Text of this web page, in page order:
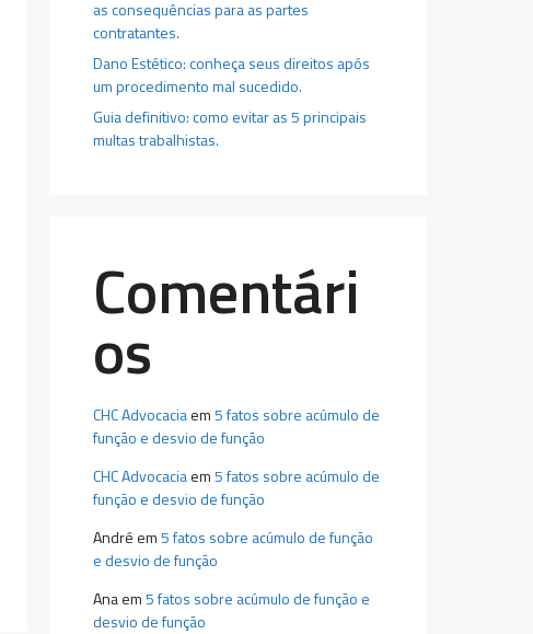
as consequências para as partes
contratantes.
Dano Estético: conheça seus direitos após
um procedimento mal sucedido.
Guia definitivo: como evitar as 5 principais
multas trabalhistas.
Comentári
os
CHC Advocaciaem5 fatos sobre acúmulo de
função e desvio de função
CHC Advocaciaem5 fatos sobre acúmulo de
função e desvio de função
André em5 fatos sobre acúmulo de função
e desvio de função
Anaem5 fatos sobre acúmulo de função e
desvio de função